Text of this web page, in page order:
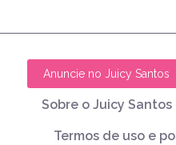
Anuncie no Juicy Santos
Sobre o Juicy Santos
Termos de uso e